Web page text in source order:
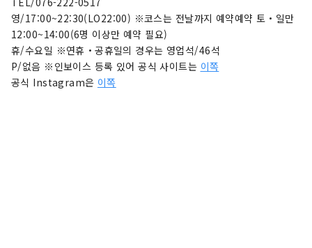
영/17:00~22:30(LO22:00) ※코스는 전날까지 예약예약 토・일만
12:00~14:00(6명 이상만 예약 필요)
휴/수요일 ※연휴・공휴일의 경우는 영업석/46석
P/없음 ※인보이스 등록 있어 공식 사이트는 이쪽
공식 Instagram은 이쪽